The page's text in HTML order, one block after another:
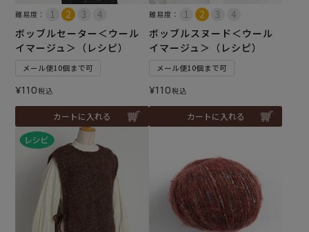
難易度：
ボッブルセーター＜ウール
イマージュ＞（レシピ）
メール便10個まで可
¥110税込
カートに入れる
難易度：
ボッブルスヌード＜ウール
イマージュ＞（レシピ）
メール便10個まで可
¥110税込
カートに入れる